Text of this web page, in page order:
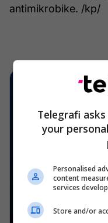
antimikrobike. /kp/
Telegrafi
your
Personalised
content
services
Store and/or